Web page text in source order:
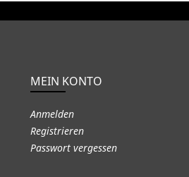
MEIN KONTO
Anmelden
Registrieren
Passwort vergessen